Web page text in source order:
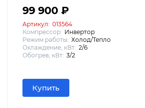
99 900 ₽
Артикул: 013564
Компрессор: Инвертор
Режим работы: Холод/Тепло
Охлаждение, кВт: 2/6
Обогрев, кВт: 3/2
Купить